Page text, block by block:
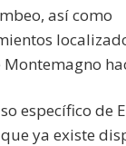
así como
Montemagno
específico de
ya existe